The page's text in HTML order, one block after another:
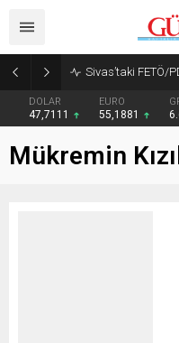
Sivas’taki FETÖ/
DOLAR
47,7111
EURO
55,1881
Mükremin